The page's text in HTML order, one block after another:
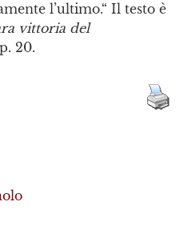
l’ultimo.“ Il testo è
vittoria del
20.